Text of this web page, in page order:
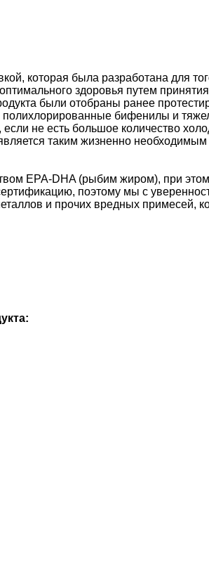
которая была разработана для
здоровья путем
были отобраны ранее
бифенилы и
не есть большое количество
таким жизненно необходимым
EPA-DHA (рыбим жиром), при
поэтому мы с
и прочих вредных примесей,